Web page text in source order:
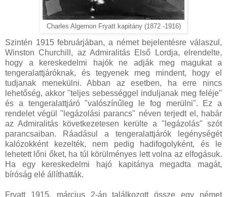
Charles Algernon Fryatt kapitány (1872 -1916)
Szintén 1915 februárjában, a német bejelentésre válaszul,
Winston Churchill, az Admiralitás Első Lordja, elrendelte,
hogy a kereskedelmi hajók ne adják meg magukat a
tengeralattjáróknak, és tegyenek meg mindent, hogy el
tudjanak menekülni. Abban az esetben, ha erre nincs
lehetőség, akkor "teljes sebességgel induljanak meg feléje"
és a tengeralattjáró "valószínűleg le fog merülni". Ez a
rendelet végül "legázolási parancs" néven terjedt el, habár
az Admiralitás következetesen kerülte a "legázolás" szót
parancsaiban. Ráadásul a tengeralattjárók legénységét
kalózokként kezelték, nem pedig hadifogolyként, és le
lehetett lőni őket, ha túl körülményes lett volna az elfogásuk.
Ha egy kereskedelmi hajó kapitánya megadta magát,
bíróság elé állíthatták.
Fryatt 1915. március 2-án találkozott össze egy német